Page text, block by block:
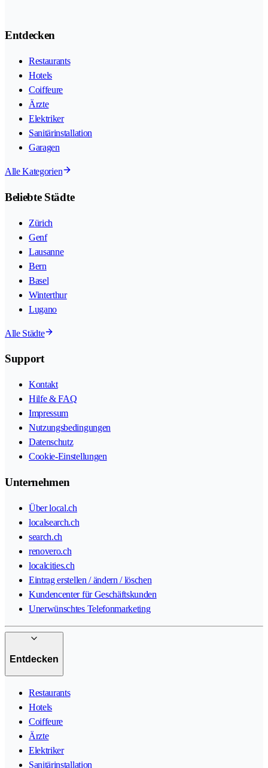
Entdecken
Restaurants
Hotels
Coiffeure
Ärzte
Elektriker
Sanitärinstallation
Garagen
Alle Kategorien
Beliebte Städte
Zürich
Genf
Lausanne
Bern
Basel
Winterthur
Lugano
Alle Städte
Support
Kontakt
Hilfe & FAQ
Impressum
Nutzungsbedingungen
Datenschutz
Cookie-Einstellungen
Unternehmen
Über local.ch
localsearch.ch
search.ch
renovero.ch
localcities.ch
Eintrag erstellen / ändern / löschen
Kundencenter für Geschäftskunden
Unerwünschtes Telefonmarketing
Entdecken
Restaurants
Hotels
Coiffeure
Ärzte
Elektriker
Sanitärinstallation